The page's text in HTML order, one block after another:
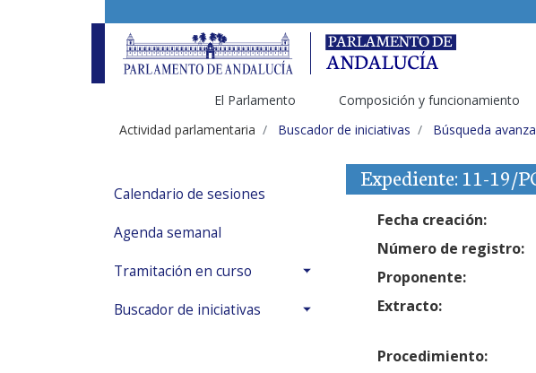
El Parlamento Composición y funcionamiento
Actividad parlamentaria
Buscador de iniciativas Búsqueda
Calendario de sesiones
Agenda semanal
Tramitación en curso
Buscador de iniciativas
Expediente: 11-19/
Fecha creación:
Número de registro:
Proponente:
Extracto:
Procedimiento: